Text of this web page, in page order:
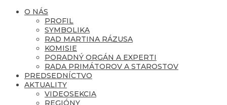
O NÁS
PROFIL
SYMBOLIKA
RAD MARTINA RÁZUSA
KOMISIE
PORADNÝ ORGÁN A EXPERTI
RADA PRIMÁTOROV A STAROSTOV
PREDSEDNÍCTVO
AKTUALITY
VIDEOSEKCIA
REGIÓNY